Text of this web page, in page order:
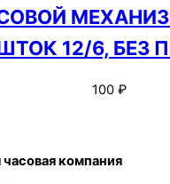
12/6, БЕЗ
100 ₽
компания